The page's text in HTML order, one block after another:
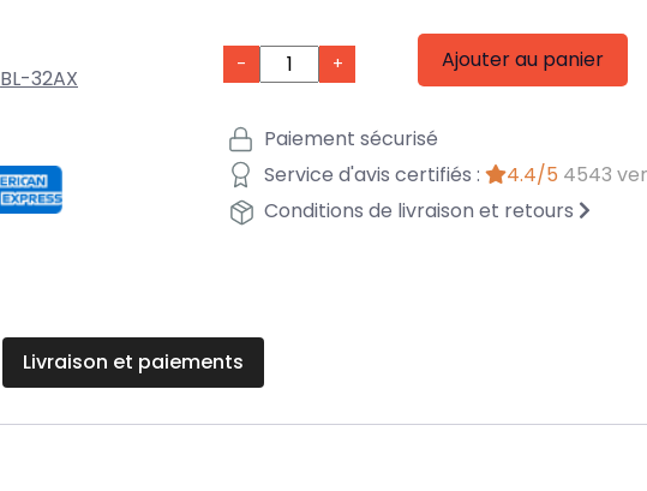
BL-32AX
- + Ajouter au panier
Paiement sécurisé
Service d'avis certifiés :
4.4/5 4543
Conditions de livraison et retours
Livraison et paiements